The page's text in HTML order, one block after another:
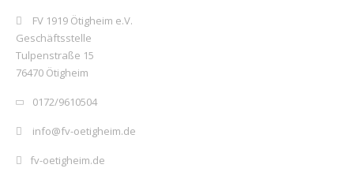
FV 1919 Ötigheim e.V.
Geschäftsstelle
Tulpenstraße 15
76470 Ötigheim
0172/9610504
info@fv-oetigheim.de
fv-oetigheim.de